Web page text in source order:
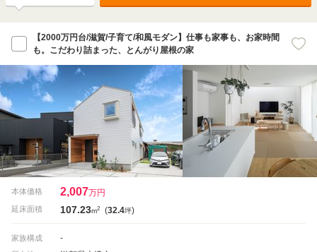
【2000万円台/滋賀/子育て/和風モダン】仕事も家事も、お家時間
も。こだわり詰まった、とんがり屋根の家
本体価格 2,007万円
延床面積 107.23m2 (32.4坪)
家族構成 -